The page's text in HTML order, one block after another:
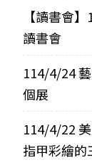
【讀書會
讀書會
114/4/24
個展
114/4/22
指甲彩繪的